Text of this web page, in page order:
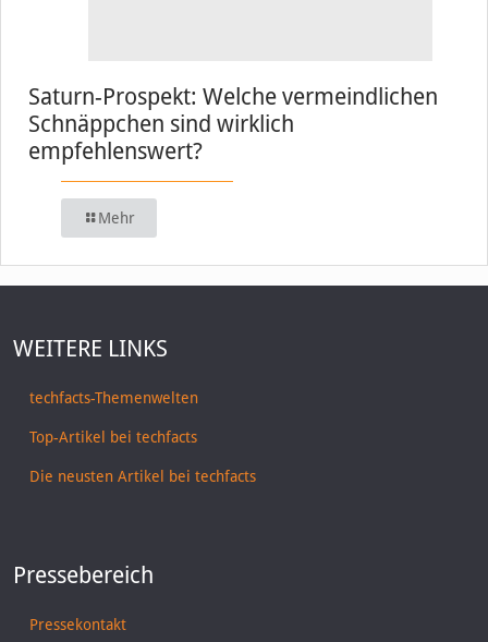
Saturn-Prospekt: Welche vermeindlichen
Schnäppchen sind wirklich
empfehlenswert?
Mehr
WEITERE LINKS
techfacts-Themenwelten
Top-Artikel bei techfacts
Die neusten Artikel bei techfacts
Pressebereich
Pressekontakt